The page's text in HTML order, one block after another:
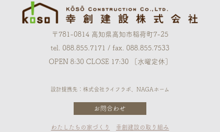
〒781-0814 高知県高知市稲荷町7-25
tel. 088.855.7171 / fax. 088.855.7533
OPEN 8:30 CLOSE 17:30 ［水曜定休］
設計提携先：株式会社ライフラボ、NAGAホーム
お問合わせ
わたしたちの家づくり 幸創建設の取り組み